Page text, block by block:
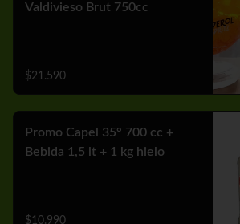
Valdivieso Brut 750cc
$21.590
Promo Capel 35° 700 cc +
Bebida 1,5 lt + 1 kg hielo
$10.990